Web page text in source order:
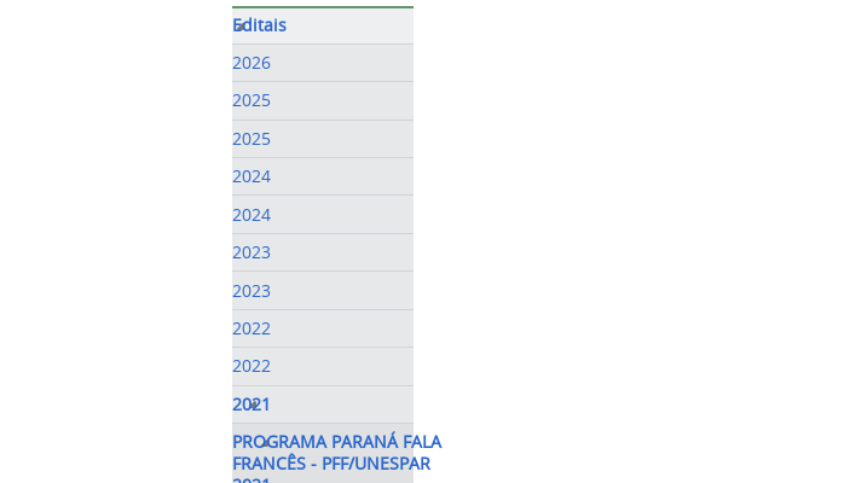
Editais
2026
2025
2025
2024
2024
2023
2023
2022
2022
2021
PROGRAMA PARANÁ FALA
FRANCÊS - PFF/UNESPAR